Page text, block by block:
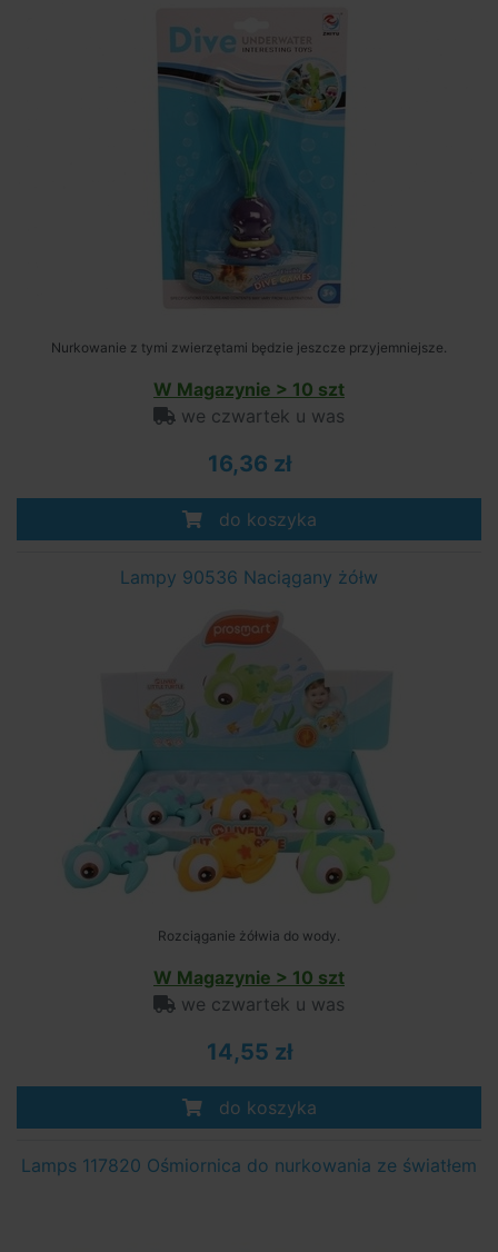
Nurkowanie z tymi zwierzętami będzie jeszcze przyjemniejsze.
W Magazynie > 10 szt
we czwartek u was
16,36 zł
do koszyka
Lampy 90536 Naciągany żółw
Rozciąganie żółwia do wody.
W Magazynie > 10 szt
we czwartek u was
14,55 zł
do koszyka
Lamps 117820 Ośmiornica do nurkowania ze światłem